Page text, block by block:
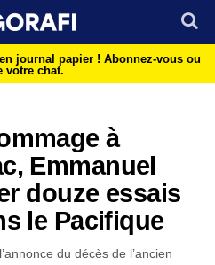
journal papier ! Abonnez-vous ou
votre chat.
à
Emmanuel
douze essais
le Pacifique
du décès de l’ancien